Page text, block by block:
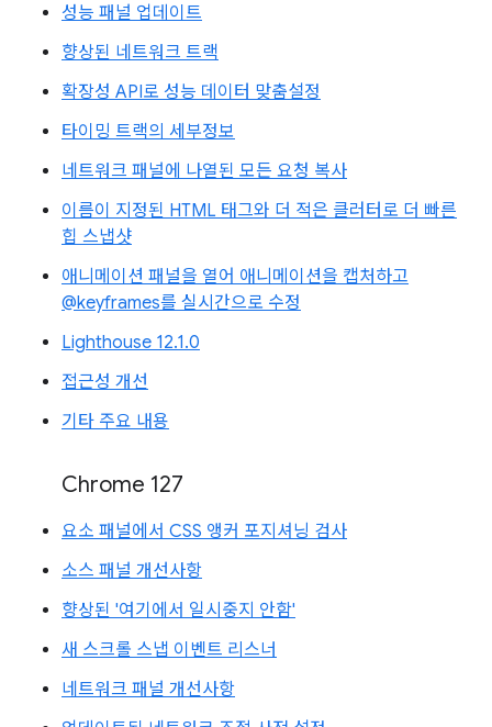
성능 패널 업데이트
향상된 네트워크 트랙
확장성 API로 성능 데이터 맞춤설정
타이밍 트랙의 세부정보
네트워크 패널에 나열된 모든 요청 복사
이름이 지정된 HTML 태그와 더 적은 클러터로 더 빠른
힙 스냅샷
애니메이션 패널을 열어 애니메이션을 캡처하고
@keyframes를 실시간으로 수정
Lighthouse 12.1.0
접근성 개선
기타 주요 내용
Chrome 127
요소 패널에서 CSS 앵커 포지셔닝 검사
소스 패널 개선사항
향상된 '여기에서 일시중지 안함'
새 스크롤 스냅 이벤트 리스너
네트워크 패널 개선사항